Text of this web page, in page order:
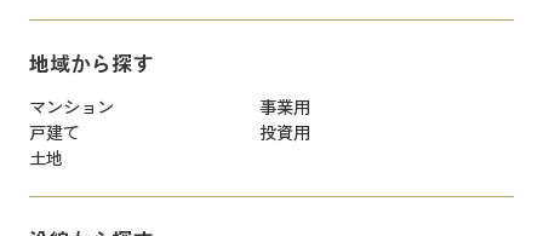
地域から探す
マンション
事業用
戸建て
投資用
土地